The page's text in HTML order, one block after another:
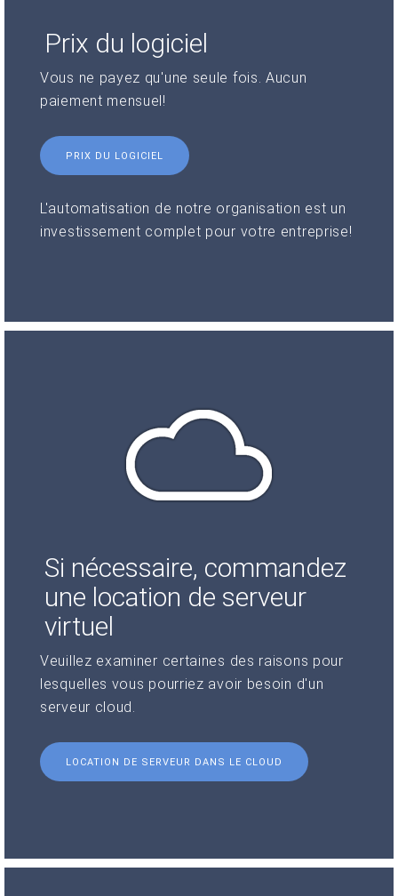
Prix du logiciel
Vous ne payez qu'une seule fois. Aucun
paiement mensuel!
PRIX DU LOGICIEL
L'automatisation de notre organisation est un
investissement complet pour votre entreprise!
Si nécessaire, commandez
une location de serveur
virtuel
Veuillez examiner certaines des raisons pour
lesquelles vous pourriez avoir besoin d'un
serveur cloud.
LOCATION DE SERVEUR DANS LE CLOUD